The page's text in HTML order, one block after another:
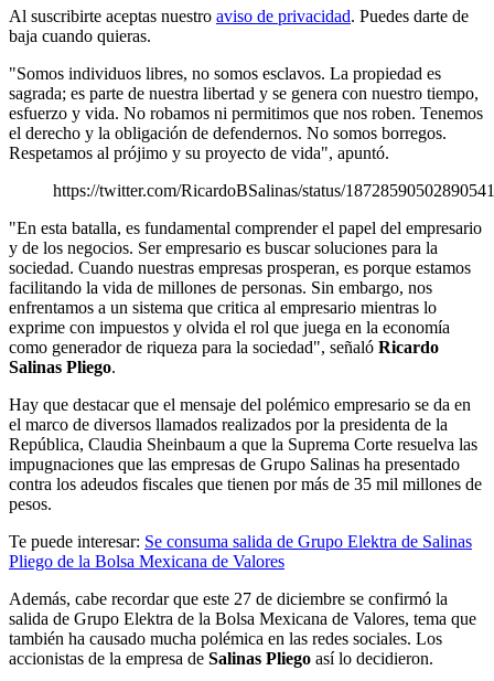
Al suscribirte aceptas nuestro aviso de privacidad. Puedes darte de
baja cuando quieras.
"Somos individuos libres, no somos esclavos. La propiedad es
sagrada; es parte de nuestra libertad y se genera con nuestro tiempo,
esfuerzo y vida. No robamos ni permitimos que nos roben. Tenemos
el derecho y la obligación de defendernos. No somos borregos.
Respetamos al prójimo y su proyecto de vida", apuntó.
https://twitter.com/RicardoBSalinas/status/
"En esta batalla, es fundamental comprender el papel del empresario
y de los negocios. Ser empresario es buscar soluciones para la
sociedad. Cuando nuestras empresas prosperan, es porque estamos
facilitando la vida de millones de personas. Sin embargo, nos
enfrentamos a un sistema que critica al empresario mientras lo
exprime con impuestos y olvida el rol que juega en la economía
como generador de riqueza para la sociedad", señaló Ricardo
Salinas Pliego.
Hay que destacar que el mensaje del polémico empresario se da en
el marco de diversos llamados realizados por la presidenta de la
República, Claudia Sheinbaum a que la Suprema Corte resuelva las
impugnaciones que las empresas de Grupo Salinas ha presentado
contra los adeudos fiscales que tienen por más de 35 mil millones de
pesos.
Te puede interesar: Se consuma salida de Grupo Elektra de Salinas
Pliego de la Bolsa Mexicana de Valores
Además, cabe recordar que este 27 de diciembre se confirmó la
salida de Grupo Elektra de la Bolsa Mexicana de Valores, tema que
también ha causado mucha polémica en las redes sociales. Los
accionistas de la empresa de Salinas Pliego así lo decidieron.